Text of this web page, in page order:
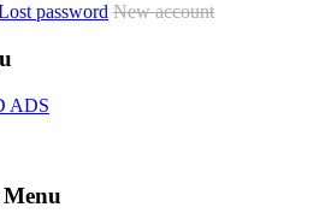
password New account
ADS
Menu